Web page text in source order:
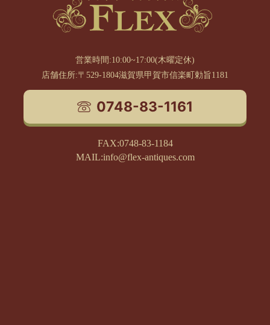
営業時間:10:00~17:00(木曜定休)
店舗住所:〒529-1804滋賀県甲賀市信楽町勅旨1181
0748-83-1161
FAX:0748-83-1184
MAIL:info@flex-antiques.com